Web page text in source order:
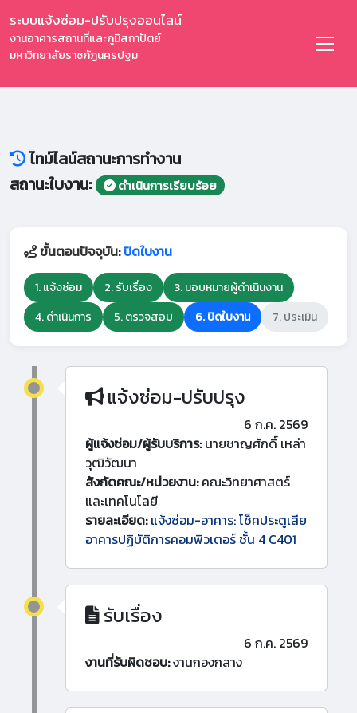
ระบบแจ้งซ่อม-ปรับปรุงออนไลน์
งานอาคารสถานที่และภูมิสถาปัตย์
มหาวิทยาลัยราชภัฏนครปฐม
ไทม์ไลน์สถานะการทำงาน
สถานะใบงาน:
ดำเนินการเรียบร้อย
ขั้นตอนปัจจุบัน:ปิดใบงาน
1. แจ้งซ่อม 2. รับเรื่อง
3. มอบหมายผู้ดำเนินงาน
4. ดำเนินการ
5. ตรวจสอบ 6. ปิดใบงาน 7. ประเมิน
แจ้งซ่อม-ปรับปรุง
6 ก.ค. 2569
ผู้แจ้งซ่อม/ผู้รับบริการ:นายชาญศักดิ์ เหล่า
วุฒิวัฒนา
สังกัดคณะ/หน่วยงาน:คณะวิทยาศาสตร์
และเทคโนโลยี
รายละเอียด: แจ้งซ่อม-อาคาร: โช็คประตูเสีย
อาคารปฏิบัติการคอมพิวเตอร์ ชั้น 4 C401
รับเรื่อง
6 ก.ค. 2569
งานที่รับผิดชอบ:งานกองกลาง